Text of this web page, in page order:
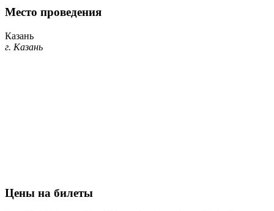
Место проведения
Казань
г. Казань
Цены на билеты